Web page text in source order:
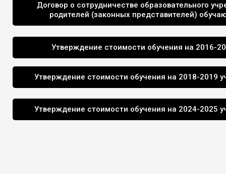
Утверждение стоимости обучения на 2024-2025
Утверждение стоимости обучения на 2018-2019
Утверждение стоимости обучения на 2016-
Договор о сотрудничестве образовательного
родителей (законных представителей)